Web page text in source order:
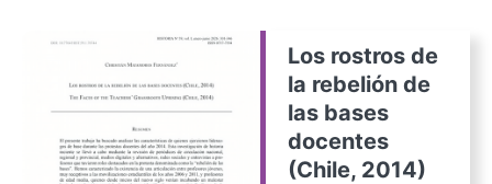
Los rostros de
la rebelión de
las bases
docentes
(Chile, 2014)